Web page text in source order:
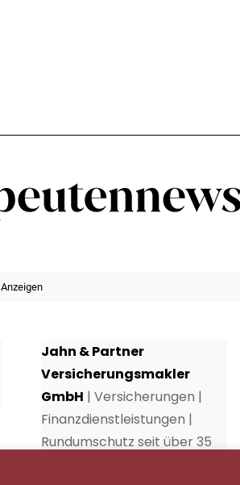
Anzeigen
Jahn & Partner
Versicherungsmakler
GmbH | Versicherungen |
Finanzdienstleistungen |
Rundumschutz seit über 35